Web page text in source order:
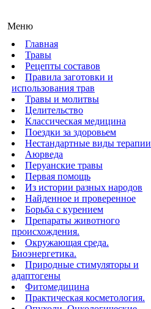
Меню
Главная
Травы
Рецепты составов
Правила заготовки и
использования трав
Травы и молитвы
Целительство
Классическая медицина
Поездки за здоровьем
Нестандартные виды терапии
Аюрведа
Перуанские травы
Первая помощь
Из истории разных народов
Найденное и проверенное
Борьба с курением
Препараты животного
происхождения.
Окружающая среда.
Биоэнергетика.
Природные стимуляторы и
адаптогены
Фитомедицина
Практическая косметология.